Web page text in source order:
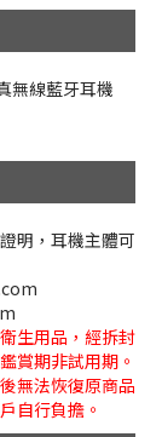
無線藍牙耳機
明，耳機主體可
生用品，經拆封
賞期非試用期。
無法恢復原商品
自行負擔。